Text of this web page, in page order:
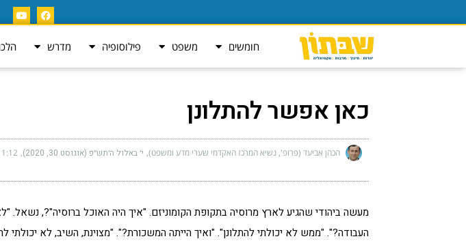
חומשים משפט פילוסופיה מדרש
כאן אפשר להתלונן
הכהן אביעד (פרופ', נשיא המרכז האקדמי שערי מדע ומשפט) י׳ באלול ה׳תש״פ (אוגוסט 30, 2020) 1:12 pm
מעשה ביהודי שהגיע לארץ מרוסיה בתקופת הקומוניזם. "איך היה האוכל ברוסיה"?, נשאל. "לא
העבודה?". "ממש לא יכולתי להתלונן". "ואיך הייתה המשכורת?". "מצוינת, השיב, לא יכולתי